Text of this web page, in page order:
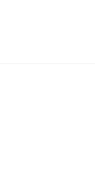
github.com/